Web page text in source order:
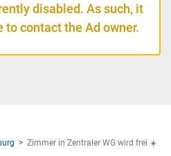
disabled. As such, it
to contact the Ad owner.
Zimmer in Zentraler WG wird frei ☀️